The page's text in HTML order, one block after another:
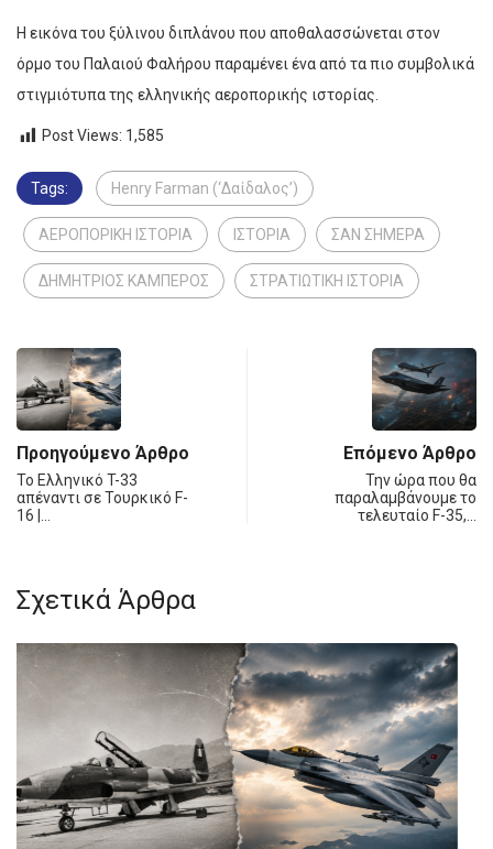
Η εικόνα του ξύλινου διπλάνου που αποθαλασσώνεται στον
όρμο του Παλαιού Φαλήρου παραμένει ένα από τα πιο συμβολικά
στιγμιότυπα της ελληνικής αεροπορικής ιστορίας.
Post Views: 1,585
Tags: Henry Farman (‘Δαίδαλος’)
ΑΕΡΟΠΟΡΙΚΗ ΙΣΤΟΡΙΑ ΙΣΤΟΡΙΑ ΣΑΝ ΣΗΜΕΡΑ
ΔΗΜΗΤΡΙΟΣ ΚΑΜΠΕΡΟΣ ΣΤΡΑΤΙΩΤΙΚΗ ΙΣΤΟΡΙΑ
Προηγούμενο Άρθρο
Το Ελληνικό T-33
απέναντι σε Τουρκικό F-
16 |…
Επόμενο Άρθρο
Την ώρα που θα
παραλαμβάνουμε το
τελευταίο F-35,…
Σχετικά Άρθρα